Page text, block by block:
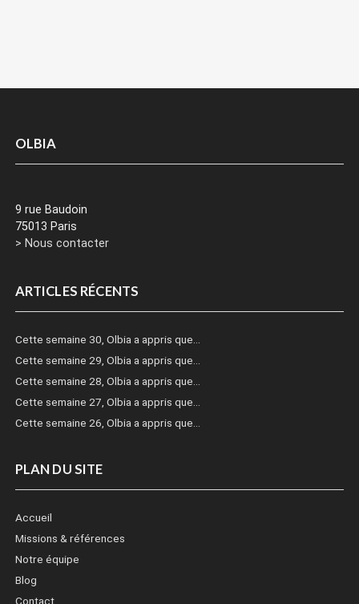
OLBIA
9 rue Baudoin
75013 Paris
> Nous contacter
ARTICLES RÉCENTS
Cette semaine 30, Olbia a appris que…
Cette semaine 29, Olbia a appris que…
Cette semaine 28, Olbia a appris que…
Cette semaine 27, Olbia a appris que…
Cette semaine 26, Olbia a appris que…
PLAN DU SITE
Accueil
Missions & références
Notre équipe
Blog
Contact